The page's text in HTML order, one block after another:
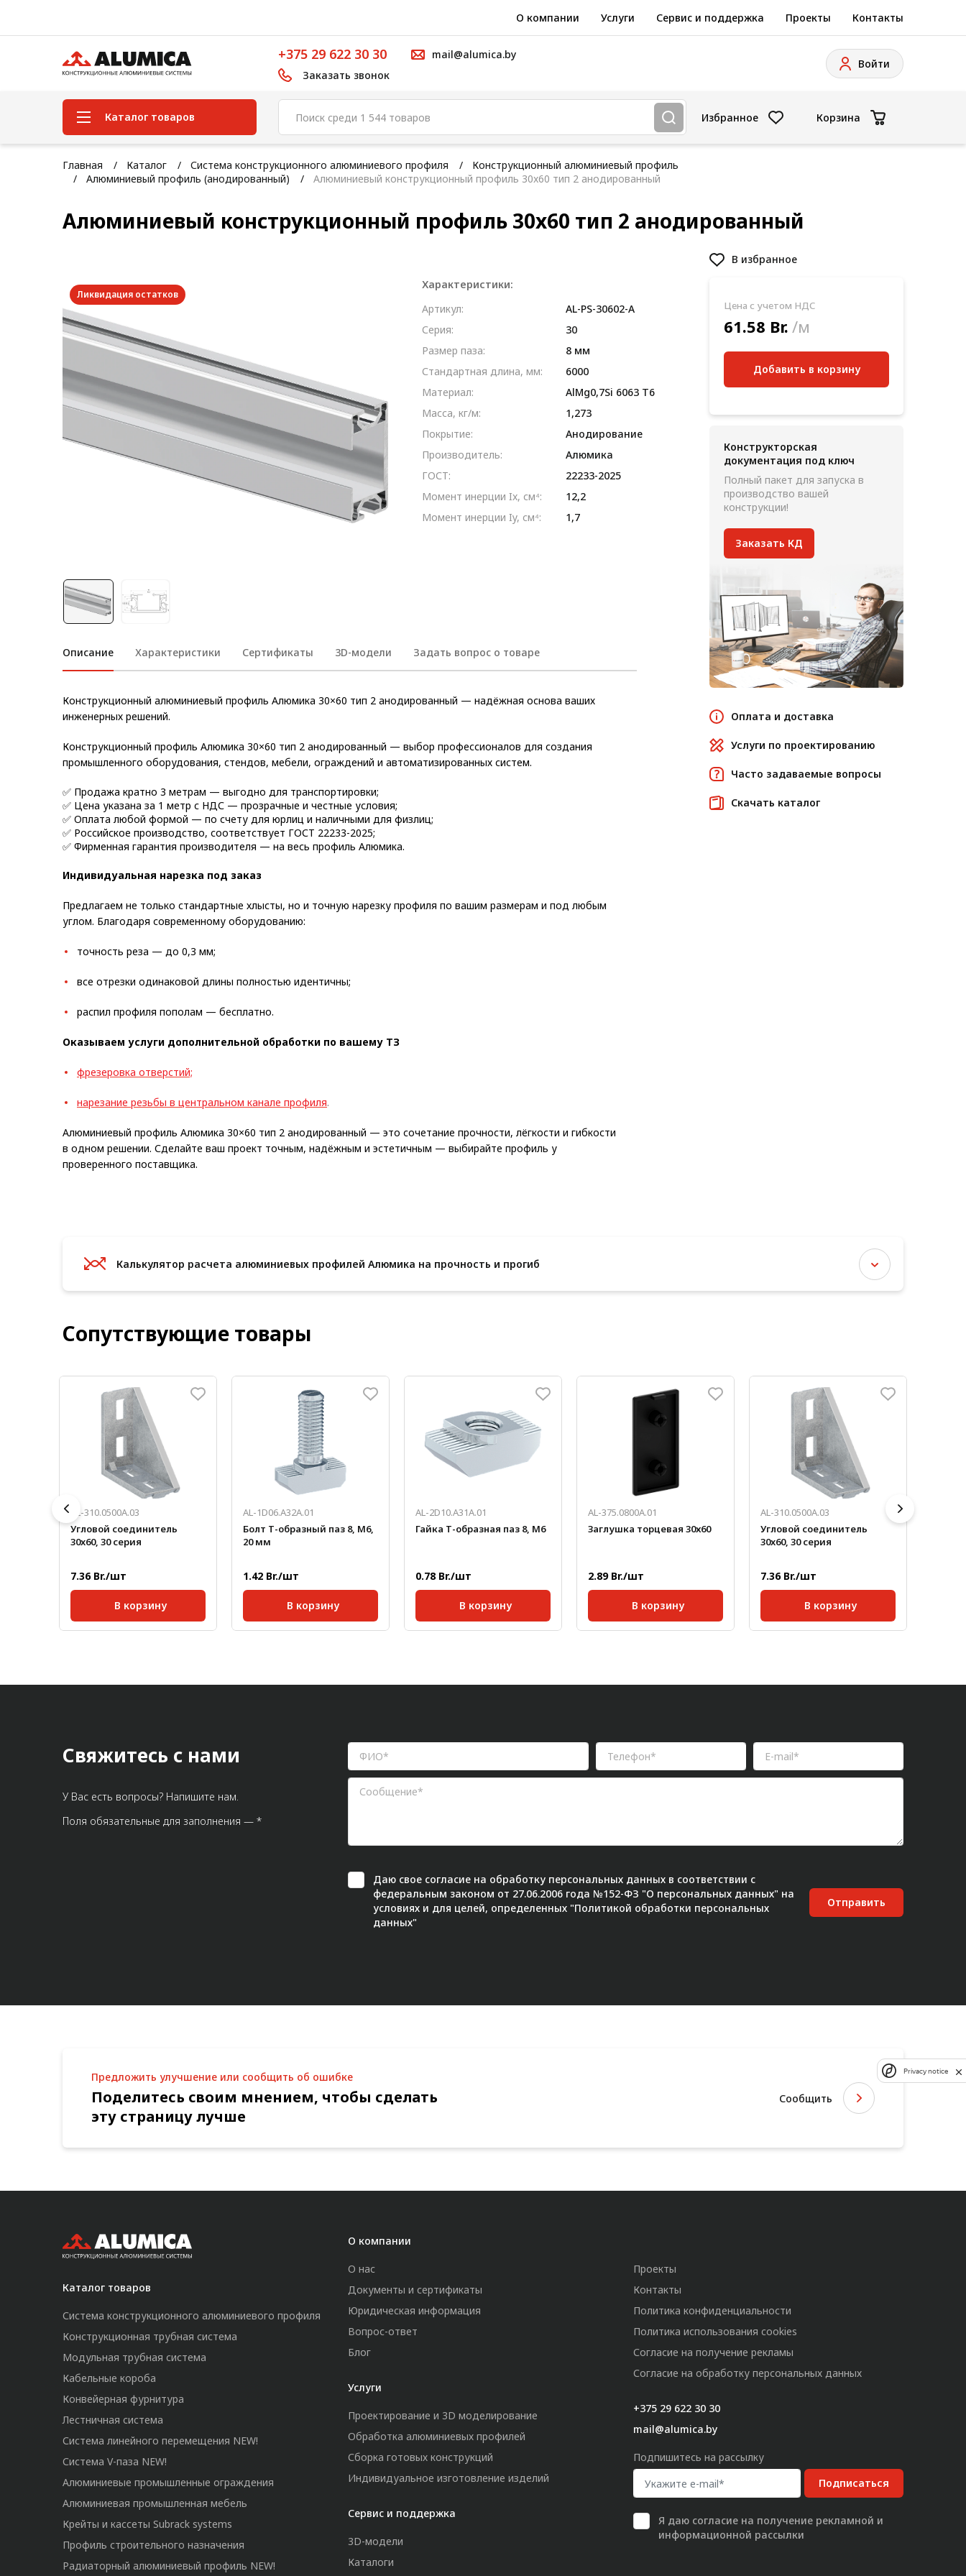
О компании Услуги Сервис и поддержка Проекты Контакты
+375 29 622 30 30
Заказать звонок
mail@alumica.by
Войти
Каталог товаров
Система конструкционного
алюминиевого профиля
система
Конвейерная фурнитура
Лестничная система
Система линейного
перемещения NEW!
Система V-паза NEW!
Алюминиевые промышленные
ограждения
Алюминиевая промышленная
Радиаторный алюминиевый
профиль NEW!
Конструкции из профиля
Услуги дополнительной
Избранное Корзина
Главная Каталог Система конструкционного алюминиевого профиля
Конструкционный алюминиевый профиль
Алюминиевый профиль (анодированный)
Алюминиевый конструкционный профиль 30x60 тип 2 анодированный
Алюминиевый конструкционный профиль 30x60 тип 2 анодированный
Ликвидация остатков
Описание Характеристики Сертификаты 3D-модели Задать вопрос о товаре
Конструкционный алюминиевый профиль Алюмика 30×60 тип 2 анодированный — надёжная основа ваших
инженерных решений.
Конструкционный профиль Алюмика 30×60 тип 2 анодированный — выбор профессионалов для создания
промышленного оборудования, стендов, мебели, ограждений и автоматизированных систем.
✅ Продажа кратно 3 метрам — выгодно для транспортировки;
✅ Цена указана за 1 метр с НДС — прозрачные и честные условия;
✅ Оплата любой формой — по счету для юрлиц и наличными для физлиц;
✅ Российское производство, соответствует ГОСТ 22233-2025;
✅ Фирменная гарантия производителя — на весь профиль Алюмика.
Индивидуальная нарезка под заказ
Предлагаем не только стандартные хлысты, но и точную нарезку профиля по вашим размерам и под любым
углом. Благодаря современному оборудованию:
точность реза — до 0,3 мм;
все отрезки одинаковой длины полностью идентичны;
распил профиля пополам — бесплатно.
Оказываем услуги дополнительной обработки по вашему ТЗ
фрезеровка отверстий;
нарезание резьбы в центральном канале профиля.
Алюминиевый профиль Алюмика 30×60 тип 2 анодированный — это сочетание прочности, лёгкости и гибкости
в одном решении. Сделайте ваш проект точным, надёжным и эстетичным — выбирайте профиль у
проверенного поставщика.
Характеристики:
Артикул:
AL-PS-30602-A
Серия:
30
Размер паза:
8 мм
Стандартная длина, мм:
6000
Материал:
AlMg0,7Si 6063 Т6
Масса, кг/м:
1,273
Покрытие:
Анодирование
Производитель:
Алюмика
ГОСТ:
22233-2025
Момент инерции Ix, см⁴:
12,2
Момент инерции Iy, см⁴:
1,7
В избранное
Цена с учетом НДС
61.58 Br. /м
Добавить в корзину
Конструкторская
документация под ключ
Полный пакет для запуска в
производство вашей
конструкции!
Заказать КД
Оплата и доставка
Услуги по проектированию
Часто задаваемые вопросы
Скачать каталог
Калькулятор расчета алюминиевых профилей Алюмика на прочность и прогиб
Сопутствующие товары
0,017
AL-310.0500A.03
Угловой соединитель
30x60, 30 серия
7.36 Br./шт
В корзину
AL-1D06.A32A.01
Болт Т-образный паз 8, М6,
20 мм
1.42 Br./шт
В корзину
AL-2D10.A31A.01
Гайка Т-образная паз 8, М6
0.78 Br./шт
В корзину
AL-375.0800А.01
Заглушка торцевая 30х60
2.89 Br./шт
В корзину
Масса, кг/шт:
0,017
AL-310.0500A.03
Угловой соединитель
30x60, 30 серия
7.36 Br./шт
В корзину
Свяжитесь с нами
У Вас есть вопросы? Напишите нам.
Поля обязательные для заполнения — *
Даю свое согласие на обработку персональных данных в соответствии с
федеральным законом от 27.06.2006 года №152-ФЗ "О персональных данных" на
условиях и для целей, определенных "Политикой обработки персональных
данных"
Отправить
Предложить улучшение или сообщить об ошибке
Поделитесь своим мнением, чтобы сделать
эту страницу лучше
Сообщить
Каталог товаров
Система конструкционного алюминиевого профиля
Конструкционная трубная система
Модульная трубная система
Кабельные короба
Конвейерная фурнитура
Лестничная система
Система линейного перемещения NEW!
Система V-паза NEW!
Алюминиевые промышленные ограждения
Алюминиевая промышленная мебель
Крейты и кассеты Subrack systems
Профиль строительного назначения
Радиаторный алюминиевый профиль NEW!
О компании
О нас
Документы и сертификаты
Юридическая информация
Вопрос-ответ
Блог
Услуги
Проектирование и 3D моделирование
Обработка алюминиевых профилей
Сборка готовых конструкций
Индивидуальное изготовление изделий
Сервис и поддержка
3D-модели
Каталоги
Проекты
Контакты
Политика конфиденциальности
Политика использования cookies
Согласие на получение рекламы
Согласие на обработку персональных данных
+375 29 622 30 30
mail@alumica.by
Подпишитесь на рассылку
Подписаться
Я даю согласие на получение рекламной и
информационной рассылки
Privacy notice